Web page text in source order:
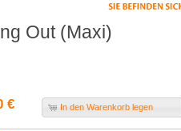
Out (Maxi)
€ In den Warenkorb legen